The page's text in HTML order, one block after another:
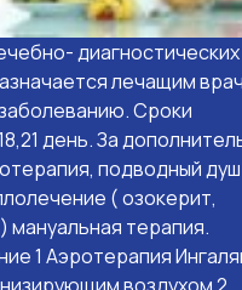
диагностических
лечащим
Сроки
день. За
подводный
( озокерит,
мануальная терапия.
1 Аэротерапия